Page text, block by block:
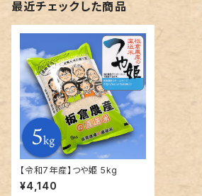
最近チェックした商品
【令和7年産】つや姫 5kg
¥4,140